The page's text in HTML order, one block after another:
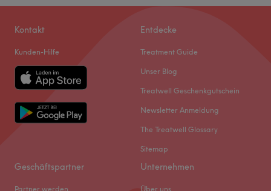
Kontakt
Kunden-Hilfe
Entdecke
Treatment Guide
Unser Blog
Treatwell Geschenkgutschein
Newsletter Anmeldung
The Treatwell Glossary
Sitemap
Geschäftspartner
Partner werden
Unternehmen
Über uns